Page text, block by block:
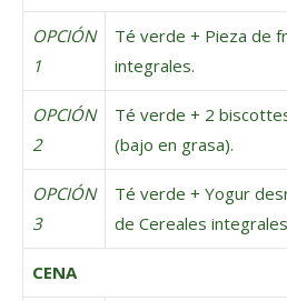
OPCIÓN
1
Té verde + Pieza de
integrales.
OPCIÓN
2
Té verde + 2
(bajo en grasa).
OPCIÓN
3
Té verde + Yogur
de Cereales
CENA